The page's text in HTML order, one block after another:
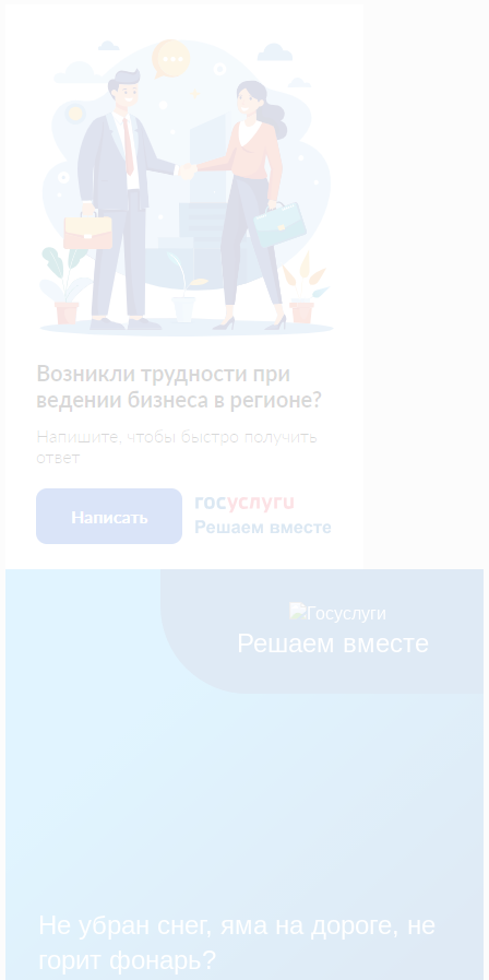
Решаем вместе
Не убран снег, яма на дороге, не
горит фонарь?